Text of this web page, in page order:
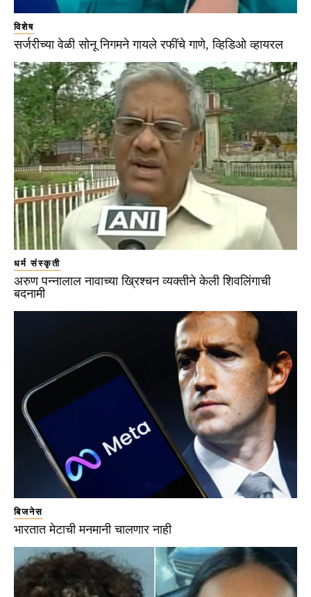
विशेष
सर्जरीच्या वेळी सोनू निगमने गायले रफींचे गाणे, व्हिडिओ व्हायरल
धर्म संस्कृती
अरुण पन्नालाल नावाच्या ख्रिश्चन व्यक्तीने केली शिवलिंगाची
बदनामी
बिजनेस
भारतात मेटाची मनमानी चालणार नाही